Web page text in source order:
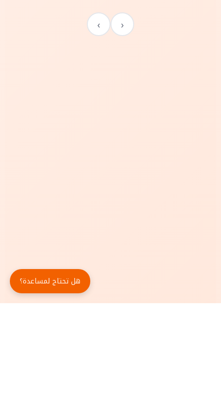
‹
›
هل تحتاج لمساعدة؟